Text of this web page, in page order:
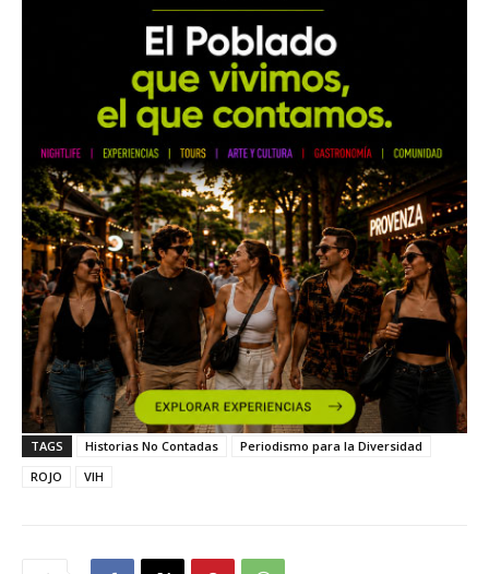
TAGS Historias No Contadas
Periodismo para la Diversidad
ROJO
VIH